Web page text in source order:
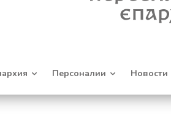
Персоналии Новости